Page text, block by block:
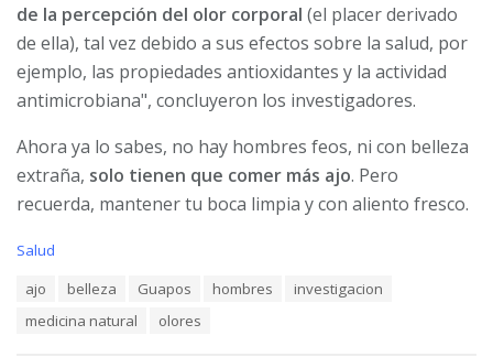
de la percepción del olor corporal (el placer derivado
de ella), tal vez debido a sus efectos sobre la salud, por
ejemplo, las propiedades antioxidantes y la actividad
antimicrobiana", concluyeron los investigadores.
Ahora ya lo sabes, no hay hombres feos, ni con belleza
extraña, solo tienen que comer más ajo. Pero
recuerda, mantener tu boca limpia y con aliento fresco.
C
Salud
ajo belleza Guapos hombres
investigacion
medicina natural
olores